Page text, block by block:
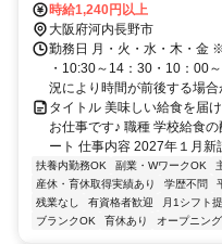
代田駅から南海バス 福祉セ
時給1,240円以上
大阪府河内長野市
勤務日 月・火・水・木・金
・10:30～14：30・10：00
況により時間が前後する場合
タイトル 美味しい給食を届
お仕事です♪ 職種 学校給食
ート 仕事内容 2027年１月
扶養内勤務OK 副業・WワークOK
産休・育休取得実績あり
学歴不問
残業なし
有資格者歓迎 月1シフト
ブランクOK
育休あり オープニン